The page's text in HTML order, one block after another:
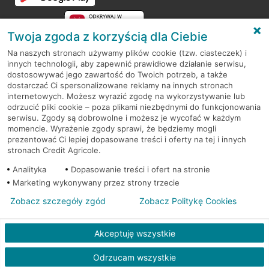
RODO
Regulamin serwisu
Mapa serwisu
PolitykaCookies
© 2026 Credit Agricole Bank Polska S.A. Wszelkie prawa zastrzeżone
Twoja zgoda z korzyścią dla Ciebie
Na naszych stronach używamy plików cookie (tzw. ciasteczek) i
innych technologii, aby zapewnić prawidłowe działanie serwisu,
dostosowywać jego zawartość do Twoich potrzeb, a także
dostarczać Ci spersonalizowane reklamy na innych stronach
internetowych. Możesz wyrazić zgodę na wykorzystywanie lub
odrzucić pliki cookie – poza plikami niezbędnymi do funkcjonowania
serwisu. Zgody są dobrowolne i możesz je wycofać w każdym
momencie. Wyrażenie zgody sprawi, że będziemy mogli
prezentować Ci lepiej dopasowane treści i oferty na tej i innych
stronach Credit Agricole.
Analityka
Dopasowanie treści i ofert na stronie
Marketing wykonywany przez strony trzecie
Akceptuję wszystkie
Odrzucam wszystkie
Zobacz szczegóły zgód Zobacz Politykę Cookies